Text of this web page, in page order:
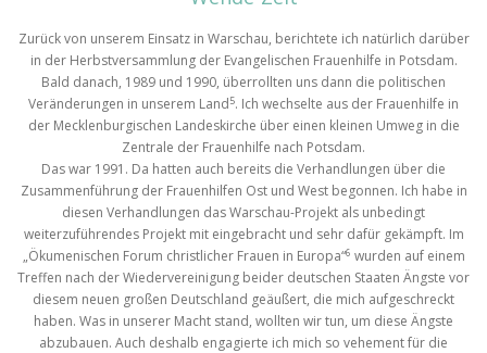
Zurück von unserem Einsatz in Warschau, berichtete ich natürlich darüber
in der Herbstversammlung der Evangelischen Frauenhilfe in Potsdam.
Bald danach, 1989 und 1990, überrollten uns dann die politischen
Veränderungen in unserem Land5. Ich wechselte aus der Frauenhilfe in
der Mecklenburgischen Landeskirche über einen kleinen Umweg in die
Zentrale der Frauenhilfe nach Potsdam.
Das war 1991. Da hatten auch bereits die Verhandlungen über die
Zusammenführung der Frauenhilfen Ost und West begonnen. Ich habe in
diesen Verhandlungen das Warschau-Projekt als unbedingt
weiterzuführendes Projekt mit eingebracht und sehr dafür gekämpft. Im
„Ökumenischen Forum christlicher Frauen in Europa“6 wurden auf einem
Treffen nach der Wiedervereinigung beider deutschen Staaten Ängste vor
diesem neuen großen Deutschland geäußert, die mich aufgeschreckt
haben. Was in unserer Macht stand, wollten wir tun, um diese Ängste
abzubauen. Auch deshalb engagierte ich mich so vehement für die